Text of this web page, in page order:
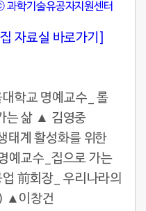
과학기술유공자지원센터
자료실 바로가기]
학교 명예교수_ 롤
는 삶 ▲ 김영중
태계 활성화를 위한
예교수_집으로 가는
前회장_ 우리나라의
▲이창건